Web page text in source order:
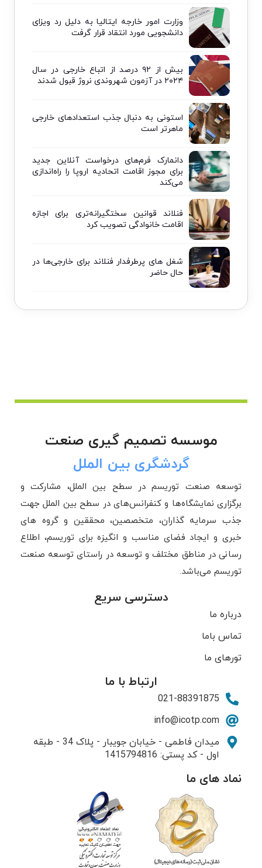
وزارت امور خارجه ایتالیا به دلیل رد ویزای
دانشجویی مورد انتقاد قرار گرفت
بیش از ۹۲ درصد از اتباع خارجی در سال
۲۰۲۴ در آزمون شهروندی نروژ قبول شدند
استونی به دنبال جذب استعدادهای خارجی
ماهرتر است
دانمارک فرم‌های درخواست آنلاین جدید
برای مجوز اقامت اتحادیه اروپا را راه‌اندازی
می‌کند
فنلاند قوانین سختگیرانه‌تری برای اجازه
اقامت خانوادگی تصویب کرد
شغل های پرطرفدار فنلاند برای خارجی‌ها در
حال حاضر
موسسه تصمیم گیری صنعت
گردشگری بین الملل
توسعه صنعت توریسم در سطح بین الملل، مشارکت و
برگزاری نمایشگاه‌ها و کنفرانس‌های در سطح بین الملل جهت
جذب سرمایه گذاران، متخصصین، محققین و گروه های
خبری و ایجاد فضای مناسب و انگیزه برای توریسم، اطلاع
رسانی در مناطق مختلف و توسعه در راستای توسعه صنعت
توریسم می‌باشد.
دسترسی سریع
درباره ما
تماس باما
تورهای ما
ارتباط با ما
021-88391875
info@icotp.com
میدان فاطمی - خیابان جویبار - پلاک 34 - طبقه
اول - کد پستی: 1415794816
نماد های ما